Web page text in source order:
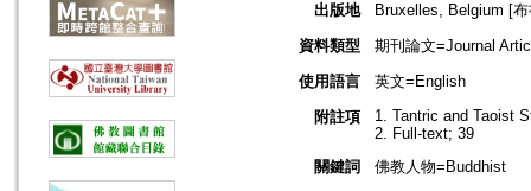
出版地
Bruxelles, Belgium [
資料類型
期刊論文=Journal
使用語言
英文=English
附註項
1. Tantric and Taoist
2. Full-text; 39
關鍵詞
佛教人物=Buddhist